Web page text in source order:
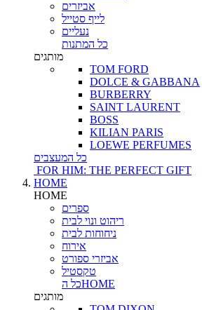
אביזרים
לייף סטייל
נעליים
כל המתנות
מותגים
TOM FORD
DOLCE & GABBANA
BURBERRY
SAINT LAURENT
BOSS
KILIAN PARIS
LOEWE PERFUMES
כל המעצבים
FOR HIM: THE PERFECT GIFT
HOME
HOME
ספרים
ריהוט ונוי לבית
ניחוחות לבית
אירוח
אביזרי ספורט
טקסטיל
כל הHOME
מותגים